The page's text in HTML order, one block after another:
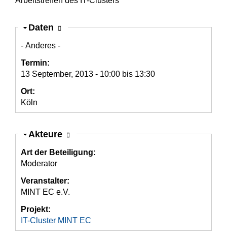
Ausblenden
Daten
- Anderes -
Termin:
13 September, 2013 - 10:00 bis 13:30
Ort:
Köln
Ausblenden
Akteure
Art der Beteiligung:
Moderator
Veranstalter:
MINT EC e.V.
Projekt:
IT-Cluster MINT EC